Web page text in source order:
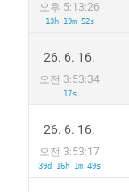
오후 5:13:26
13h 19m 52s
26. 6. 16.
오전 3:53:34
17s
26. 6. 16.
오전 3:53:17
39d 16h 1m 49s